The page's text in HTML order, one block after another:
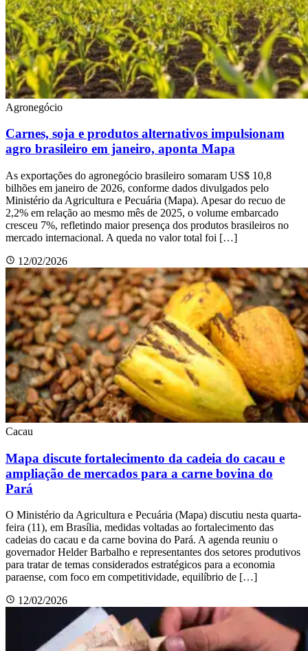
Agronegócio
Carnes, soja e produtos alternativos impulsionam
agro brasileiro em janeiro, aponta Mapa
As exportações do agronegócio brasileiro somaram US$ 10,8
bilhões em janeiro de 2026, conforme dados divulgados pelo
Ministério da Agricultura e Pecuária (Mapa). Apesar do recuo de
2,2% em relação ao mesmo mês de 2025, o volume embarcado
cresceu 7%, refletindo maior presença dos produtos brasileiros no
mercado internacional. A queda no valor total foi […]
12/02/2026
Cacau
Mapa discute fortalecimento da cadeia do cacau e
ampliação de mercados para a carne bovina do
Pará
O Ministério da Agricultura e Pecuária (Mapa) discutiu nesta quarta-
feira (11), em Brasília, medidas voltadas ao fortalecimento das
cadeias do cacau e da carne bovina do Pará. A agenda reuniu o
governador Helder Barbalho e representantes dos setores produtivos
para tratar de temas considerados estratégicos para a economia
paraense, com foco em competitividade, equilíbrio de […]
12/02/2026